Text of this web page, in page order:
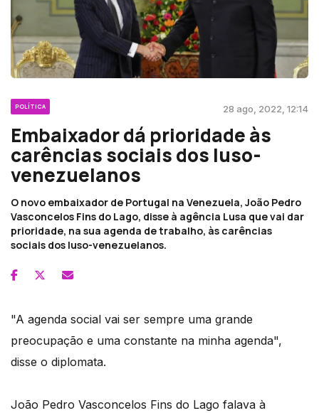
POLÍTICA 28 ago, 2022, 12:14
Embaixador dá prioridade às
carências sociais dos luso-
venezuelanos
O novo embaixador de Portugal na Venezuela, João Pedro
Vasconcelos Fins do Lago, disse à agência Lusa que vai dar
prioridade, na sua agenda de trabalho, às carências
sociais dos luso-venezuelanos.
"A agenda social vai ser sempre uma grande
preocupação e uma constante na minha agenda",
disse o diplomata.
João Pedro Vasconcelos Fins do Lago falava à